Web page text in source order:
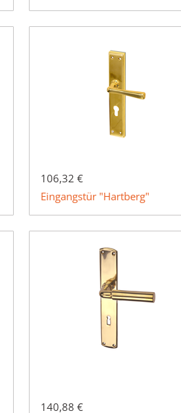
106,32 €
Eingangstür "Hartberg"
140,88 €